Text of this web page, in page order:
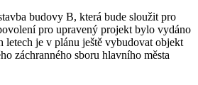
budovy B, která bude sloužit pro
pro upravený projekt bylo vydáno
letech je v plánu ještě vybudovat objekt
záchranného sboru hlavního města